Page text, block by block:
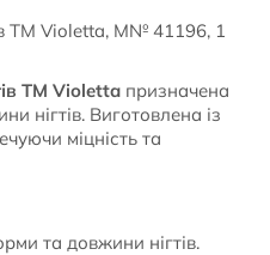
TM Violetta, М№ 41196, 1
TM Violetta призначена
нігтів. Виготовлена із
міцність та
та довжини нігтів.